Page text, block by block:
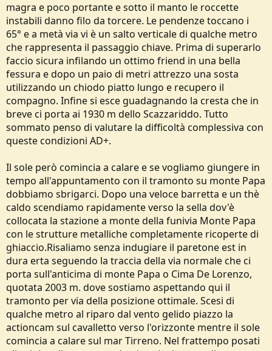
magra e poco portante e sotto il manto le roccette
instabili danno filo da torcere. Le pendenze toccano i
65° e a metà via vi è un salto verticale di qualche metro
che rappresenta il passaggio chiave. Prima di superarlo
faccio sicura infilando un ottimo friend in una bella
fessura e dopo un paio di metri attrezzo una sosta
utilizzando un chiodo piatto lungo e recupero il
compagno. Infine si esce guadagnando la cresta che in
breve ci porta ai 1930 m dello Scazzariddo. Tutto
sommato penso di valutare la difficoltà complessiva con
queste condizioni AD+.
Il sole però comincia a calare e se vogliamo giungere in
tempo all'appuntamento con il tramonto su monte Papa
dobbiamo sbrigarci. Dopo una veloce barretta e un thè
caldo scendiamo rapidamente verso la sella dov'è
collocata la stazione a monte della funivia Monte Papa
con le strutture metalliche completamente ricoperte di
ghiaccio.Risaliamo senza indugiare il paretone est in
dura erta seguendo la traccia della via normale che ci
porta sull'anticima di monte Papa o Cima De Lorenzo,
quotata 2003 m. dove sostiamo aspettando qui il
tramonto per via della posizione ottimale. Scesi di
qualche metro al riparo dal vento gelido piazzo la
actioncam sul cavalletto verso l'orizzonte mentre il sole
comincia a calare sul mar Tirreno. Nel frattempo posati